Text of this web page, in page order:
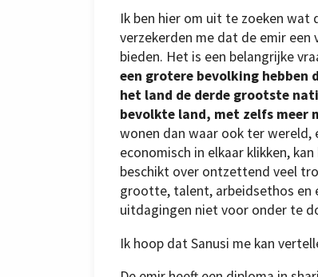
Ik ben hier om uit te zoeken
verzekerden me dat de emir
bieden. Het is een belangrijke
een grotere bevolking hebben
het land de derde grootste
bevolkte land, met zelfs meer
wonen dan waar ook ter wereld,
economisch in elkaar klikken,
beschikt over ontzettend veel
grootte, talent, arbeidsethos en
uitdagingen niet voor onder te
Ik hoop dat Sanusi me kan